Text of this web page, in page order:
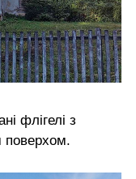
флігелі з
поверхом.